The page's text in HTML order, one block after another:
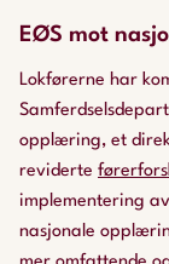
EØS mot
Lokførerne har
opplæring, et
reviderte
implementering
nasjonale